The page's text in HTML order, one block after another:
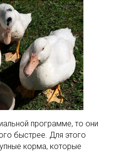
программе, то они
быстрее. Для этого
корма, которые